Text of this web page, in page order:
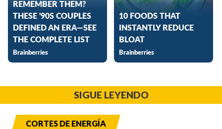
SIGUE LEYENDO
CORTES DE ENERGÍA